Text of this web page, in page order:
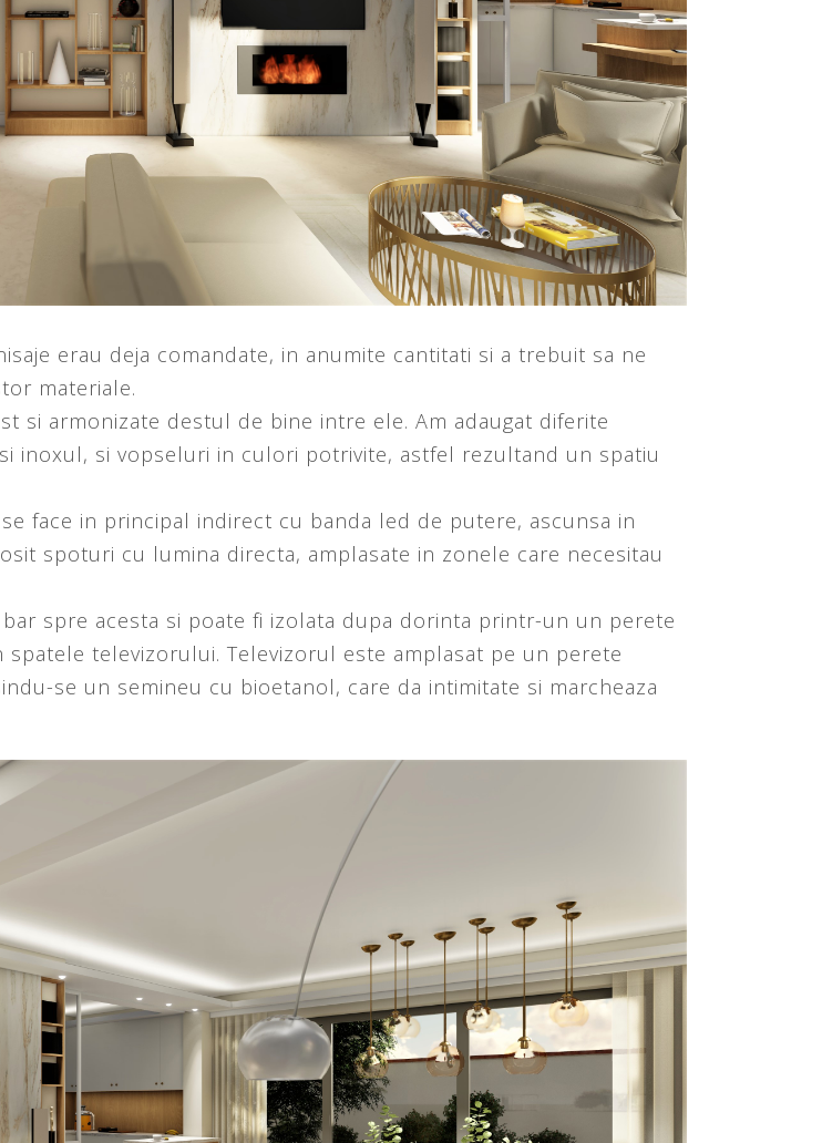
erau deja comandate, in anumite cantitati si a trebuit sa ne
materiale.
si armonizate destul de bine intre ele. Am adaugat diferite
inoxul, si vopseluri in culori potrivite, astfel rezultand un spatiu
face in principal indirect cu banda led de putere, ascunsa in
spoturi cu lumina directa, amplasate in zonele care necesitau
spre acesta si poate fi izolata dupa dorinta printr-un un perete
televizorului. Televizorul este amplasat pe un perete
se un semineu cu bioetanol, care da intimitate si marcheaza